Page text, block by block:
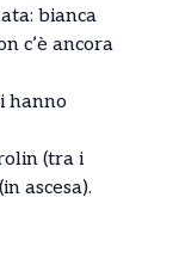
bianca
c’è ancora
hanno
(tra i
ascesa).